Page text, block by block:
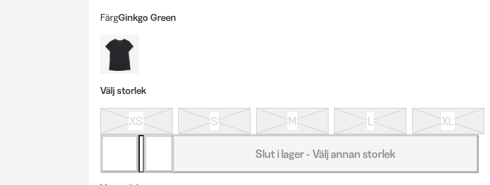
FärgGinkgo Green
Välj storlek
XS S M L XL
Slut i lager - Välj annan storlek